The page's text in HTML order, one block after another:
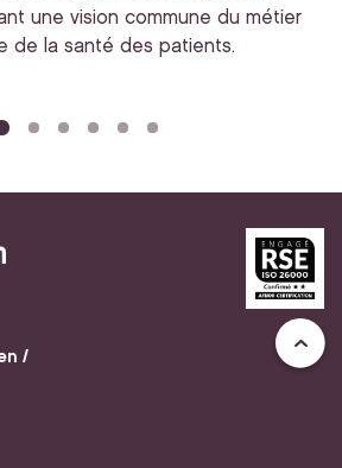
une vision commune du métier
de la santé des patients.
/